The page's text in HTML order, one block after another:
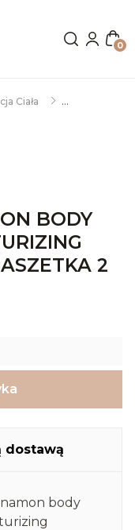
0
Ciała
BODY
2
dostawą
body